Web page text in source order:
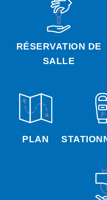
RÉSERVATION DE
SALLE
PLAN